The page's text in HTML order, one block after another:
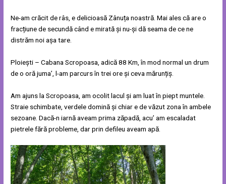
Ne-am crăcit de râs, e delicioasă Zânuța noastră. Mai ales că are o
fracțiune de secundă când e mirată și nu-și dă seama de ce ne
distrăm noi așa tare.
Ploiești – Cabana Scropoasa, adică 88 Km, în mod normal un drum
de o oră juma’, l-am parcurs în trei ore și ceva mărunțiș.
Am ajuns la Scropoasa, am ocolit lacul și am luat în piept muntele.
Straie schimbate, verdele domină și chiar e de văzut zona în ambele
sezoane. Dacă-n iarnă aveam prima zăpadă, acu’ am escaladat
pietrele fără probleme, dar prin defileu aveam apă.